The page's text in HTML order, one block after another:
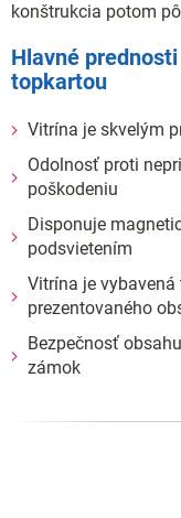
konštrukcia potom
Hlavné
topkartou
Vitrína je skvelým
Odolnosť proti
poškodeniu
Disponuje
podsvietením
Vitrína je
prezentovaného
Bezpečnosť
zámok